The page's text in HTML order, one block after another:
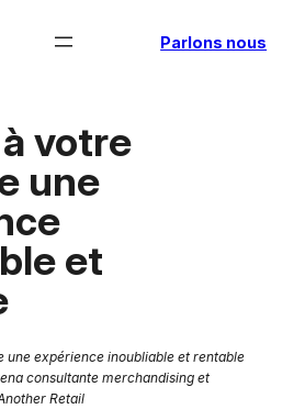
Parlons nous
votre
une
et
une expérience inoubliable et rentable
consultante merchandising et
Retail